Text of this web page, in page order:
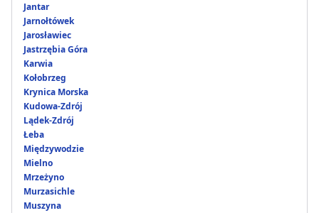
Jantar
Jarnołtówek
Jarosławiec
Jastrzębia Góra
Karwia
Kołobrzeg
Krynica Morska
Kudowa-Zdrój
Lądek-Zdrój
Łeba
Międzywodzie
Mielno
Mrzeżyno
Murzasichle
Muszyna